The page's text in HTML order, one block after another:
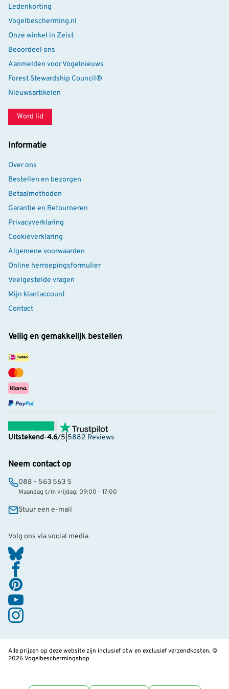
Ledenkorting
Vogelbescherming.nl
Onze winkel in Zeist
Beoordeel ons
Aanmelden voor Vogelnieuws
Forest Stewardship Council®
Nieuwsartikelen
Word lid
Informatie
Over ons
Bestellen en bezorgen
Betaalmethoden
Garantie en Retourneren
Privacyverklaring
Cookieverklaring
Algemene voorwaarden
Online herroepingsformulier
Veelgestelde vragen
Mijn klantaccount
Contact
Veilig en gemakkelijk bestellen
Uitstekend-4.6/5 5882 Reviews
Neem contact op
088 - 563 563 5
Maandag t/m vrijdag: 09:00 - 17:00
Stuur een e-mail
Volg ons via social media
Alle prijzen op deze website zijn inclusief btw en exclusief verzendkosten. ©
2026 Vogelbeschermingshop